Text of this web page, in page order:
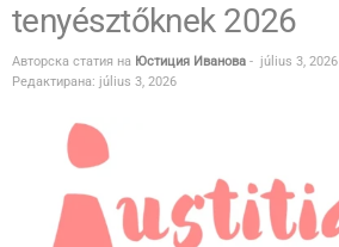
tenyésztőknek 2026
Авторска статия на Юстиция Иванова - július 3, 2026
Редактирана: július 3, 2026